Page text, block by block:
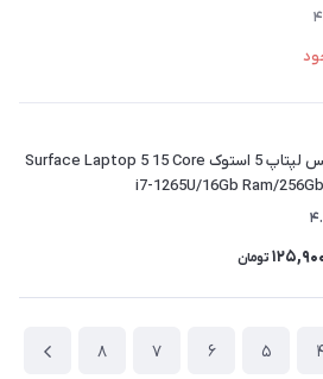
سرفیس لپتاپ 5 استوک Surface Laptop 5 15 Core
i7-1265U/16Gb Ram/
تومان
5
6
7
8